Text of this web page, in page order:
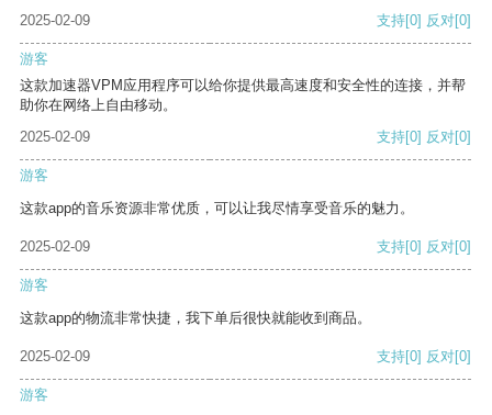
2025-02-09
支持[0] 反对[0]
游客
这款加速器VPM应用程序可以给你提供最高速度和安全性的连接，并帮
助你在网络上自由移动。
2025-02-09
支持[0] 反对[0]
游客
这款app的音乐资源非常优质，可以让我尽情享受音乐的魅力。
2025-02-09 支持[0] 反对[0]
游客
这款app的物流非常快捷，我下单后很快就能收到商品。
2025-02-09 支持[0] 反对[0]
游客